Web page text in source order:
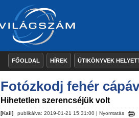
FŐOLDAL HÍREK ÚTIKÖNYVEK
Fotózkodj fehér
Hihetetlen szerencséjük volt
[Kail] publikálva: 2019-01-21 15:31:00 | Nyomtatás